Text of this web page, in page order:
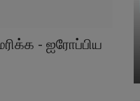
- ஐரோப்பிய